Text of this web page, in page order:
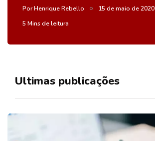
PorHenrique Rebello
15 de maio de 2020
5 Mins de leitura
Ultimas publicações